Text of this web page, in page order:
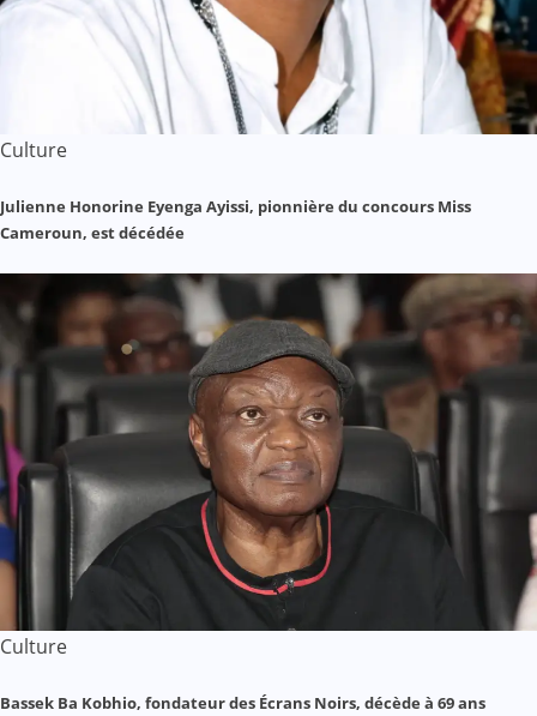
Culture
Julienne Honorine Eyenga Ayissi, pionnière du concours Miss
Cameroun, est décédée
Culture
Bassek Ba Kobhio, fondateur des Écrans Noirs, décède à 69 ans